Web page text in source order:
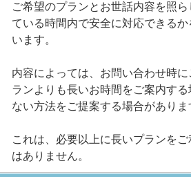
ご希望のプランとお世話内容を照
ている時間内で安全に対応できる
います。
内容によっては、お問い合わせ時
ランよりも長いお時間をご案内す
ない方法をご提案する場合がありま
これは、必要以上に長いプランを
はありません。